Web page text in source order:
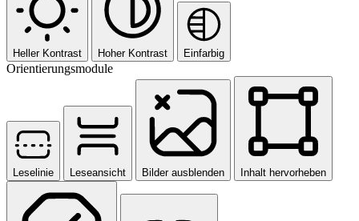
Heller Kontrast Hoher Kontrast Einfarbig
Orientierungsmodule
Leselinie Leseansicht Bilder ausblenden Inhalt hervorheben